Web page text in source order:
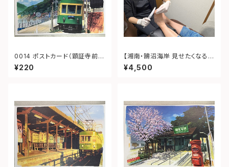
0014 ポストカード（顕証寺前
江ノ電）
¥220
【湘南・鵠沼海岸 見せたくなる素
足ケア（お爪・かかと両方ケア）】
体験ギフト｜ありがとうを贈る
¥4,500